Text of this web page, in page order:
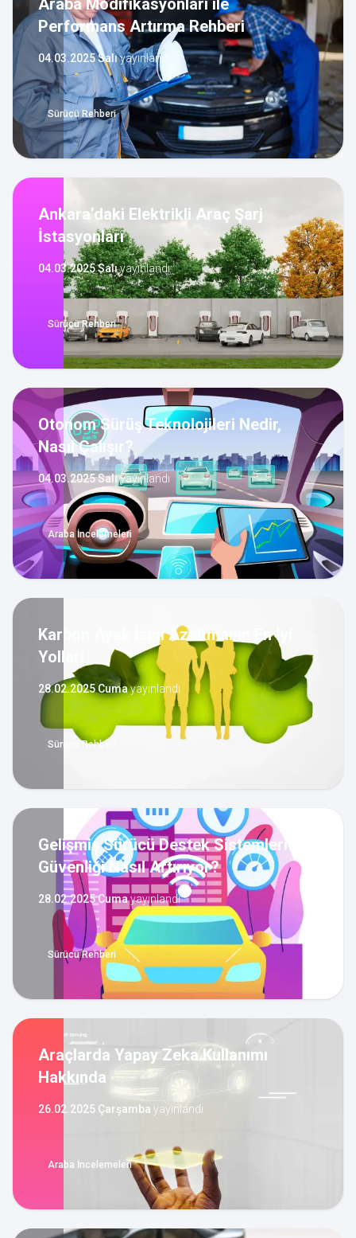
Araba Modifikasyonları ile
Performans Artırma Rehberi
04.03.2025 Salıyayınlandı
Sürücü Rehberi
Ankara’daki Elektrikli Araç Şarj
İstasyonları
04.03.2025 Salıyayınlandı
Sürücü Rehberi
Otonom Sürüş Teknolojileri Nedir,
Nasıl Çalışır?
04.03.2025 Salıyayınlandı
Araba İncelemeleri
Karbon Ayak İzini Azaltmanın En İyi
Yolları
28.02.2025 Cumayayınlandı
Sürücü Rehberi
Gelişmiş Sürücü Destek Sistemleri
Güvenliği Nasıl Artırıyor?
28.02.2025 Cumayayınlandı
Sürücü Rehberi
Araçlarda Yapay Zeka Kullanımı
Hakkında
26.02.2025 Çarşamba yayınlandı
Araba İncelemeleri